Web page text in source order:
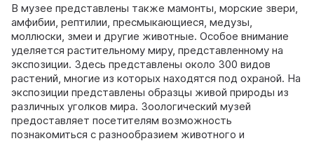
В музее представлены также мамонты, морские звери,
амфибии, рептилии, пресмыкающиеся, медузы,
моллюски, змеи и другие животные. Особое внимание
уделяется растительному миру, представленному на
экспозиции. Здесь представлены около 300 видов
растений, многие из которых находятся под охраной. На
экспозиции представлены образцы живой природы из
различных уголков мира. Зоологический музей
предоставляет посетителям возможность
познакомиться с разнообразием животного и